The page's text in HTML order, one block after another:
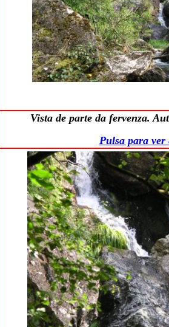
Vista de parte da fervenza.
Pulsa para ver